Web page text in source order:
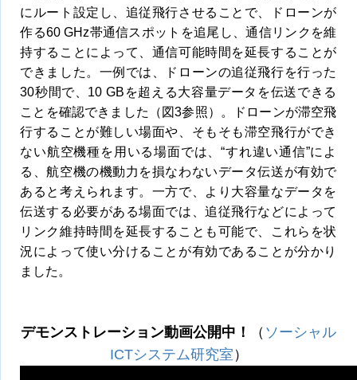
にルート設定し、追従飛行させることで、ドローンが
作る60 GHz帯通信スポットを追尾し、通信リンクを維
持することによって、通信可能時間を延長することが
できました。一例では、ドローンの追従飛行を行った
30秒間で、10 GBを超える大容量データを伝送できる
ことを確認できました（図3参照）。ドローンが滞空飛
行することが難しい場面や、そもそも滞空飛行ができ
ない航空機種を用いる場面では、“すれ違い通信”によ
る、航空機の機動力を損なわないデータ伝送が有効で
あると考えられます。一方で、より大容量なデータを
伝送する必要がある場面では、追従飛行などによって
リンク維持時間を延長することも可能で、これらを状
況によって使い分けることが有効であることが分かり
ました。
デモンストレーション動画公開中！ （ ソーシャル
ICTシステム研究室 ）